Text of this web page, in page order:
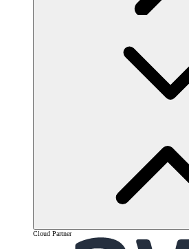
Cloud Partner